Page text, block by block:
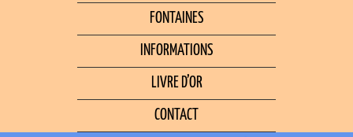
FONTAINES
INFORMATIONS
LIVRE D’OR
CONTACT